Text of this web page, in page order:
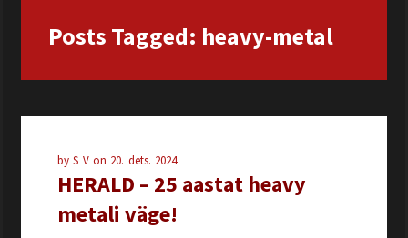
Posts Tagged: heavy-metal
byS V on 20. dets. 2024
HERALD – 25 aastat heavy
metali väge!